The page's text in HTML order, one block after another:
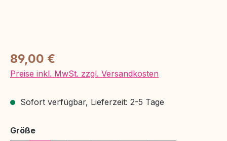
Regulärer Preis:
89,00 €
Preise inkl. MwSt. zzgl. Versandkosten
Sofort verfügbar, Lieferzeit: 2-5 Tage
Größeauswählen